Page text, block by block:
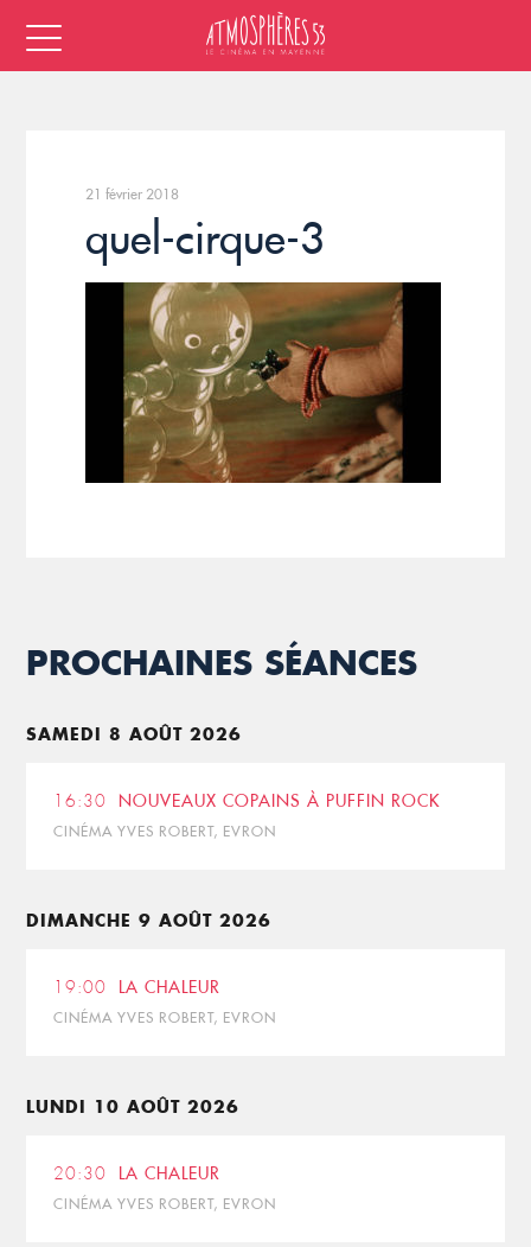
21 février 2018
quel-cirque-3
PROCHAINES SÉANCES
SAMEDI 8 AOÛT 2026
16:30 NOUVEAUX COPAINS À PUFFIN ROCK
CINÉMA YVES ROBERT, EVRON
DIMANCHE 9 AOÛT 2026
19:00 LA CHALEUR
CINÉMA YVES ROBERT, EVRON
LUNDI 10 AOÛT 2026
20:30 LA CHALEUR
CINÉMA YVES ROBERT, EVRON